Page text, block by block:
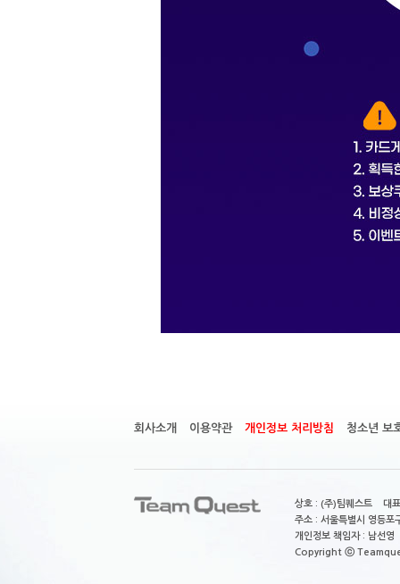
회사소개 이용약관 개인정보 처리방침 청소년 보
상호 : (주)팀퀘스트 대
주소 : 서울특별시 영등
개인정보 책임자 : 남
Copyright ⓒ